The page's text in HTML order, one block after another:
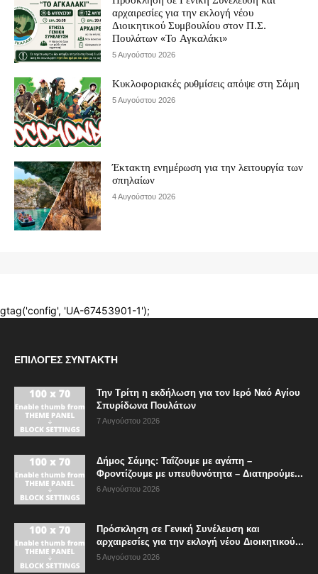
ΕΠΙΛΟΓΈΣ ΣΥΝΤΆΚΤΗ
Την Τρίτη η εκδήλωση για τον Ιερό Ναό Αγίου
Σπυρίδωνα Πουλάτων
7 Αυγούστου 2026
Δήμος Σάμης: Ταΐζουμε με αγάπη –
Φροντίζουμε με υπευθυνότητα – Διατηρούμε...
6 Αυγούστου 2026
Πρόσκληση σε Γενική Συνέλευση και
αρχαιρεσίες για την εκλογή νέου Διοικητικού...
5 Αυγούστου 2026